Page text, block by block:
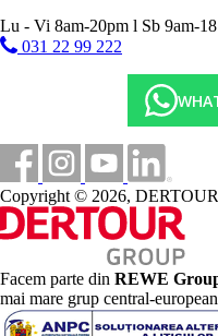
Lu - Vi 8am-20pm l Sb 9am-
031 22 99 222
Copyright © 2026, DERTOUR
Facem parte din REWE
mai mare grup central-